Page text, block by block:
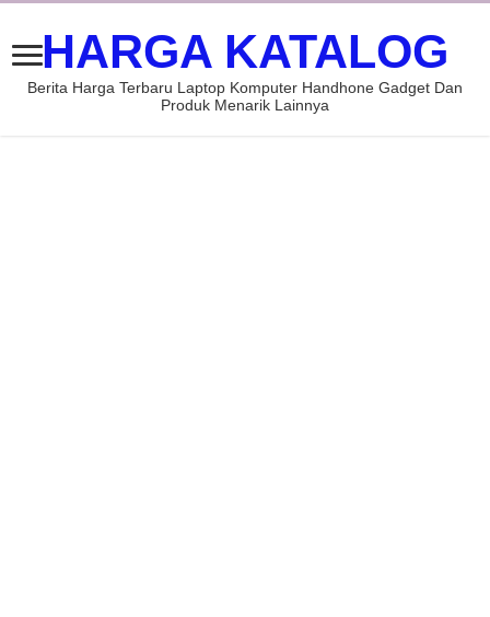
HARGA KATALOG
Berita Harga Terbaru Laptop Komputer Handhone Gadget Dan
Produk Menarik Lainnya